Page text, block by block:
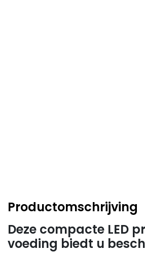
Productomschrijving
Deze compacte LED
voeding biedt u